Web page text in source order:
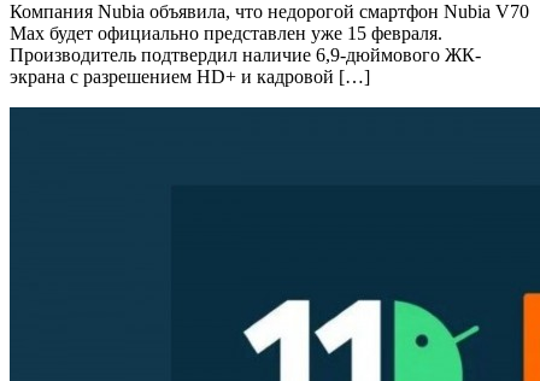
Компания Nubia объявила, что недорогой смартфон Nubia V70
Max будет официально представлен уже 15 февраля.
Производитель подтвердил наличие 6,9-дюймового ЖК-
экрана с разрешением HD+ и кадровой […]